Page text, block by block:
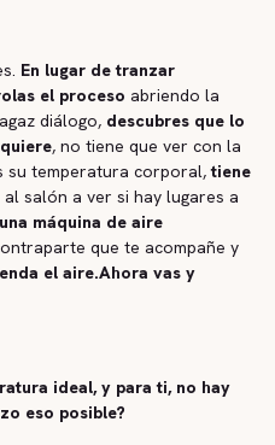
En lugar de tranzar
el proceso abriendo la
diálogo, descubres que lo
, no tiene que ver con la
su temperatura corporal,tiene
al salón a ver si hay lugares a
máquina de aire
que te acompañe y
el aire.Ahora vas y
ideal, y para ti, no hay
eso posible?